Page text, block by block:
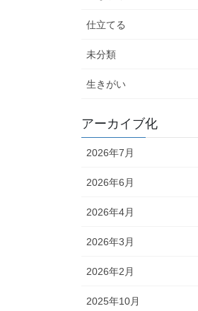
仕立てる
未分類
生きがい
アーカイブ化
2026年7月
2026年6月
2026年4月
2026年3月
2026年2月
2025年10月